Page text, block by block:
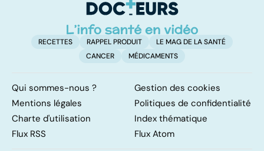
RECETTES RAPPEL PRODUIT
LE MAG DE LA SANTÉ
CANCER
MÉDICAMENTS
Qui sommes-nous ?
Gestion des cookies
Mentions légales
Politiques de confidentialité
Charte d'utilisation
Index thématique
Flux RSS
Flux Atom